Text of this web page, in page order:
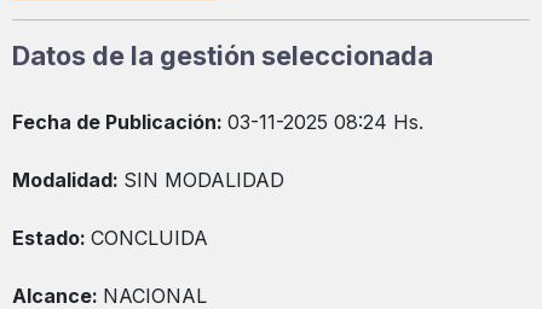
Datos de la gestión seleccionada
Fecha de Publicación: 03-11-2025 08:24 Hs.
Modalidad: SIN MODALIDAD
Estado: CONCLUIDA
Alcance: NACIONAL